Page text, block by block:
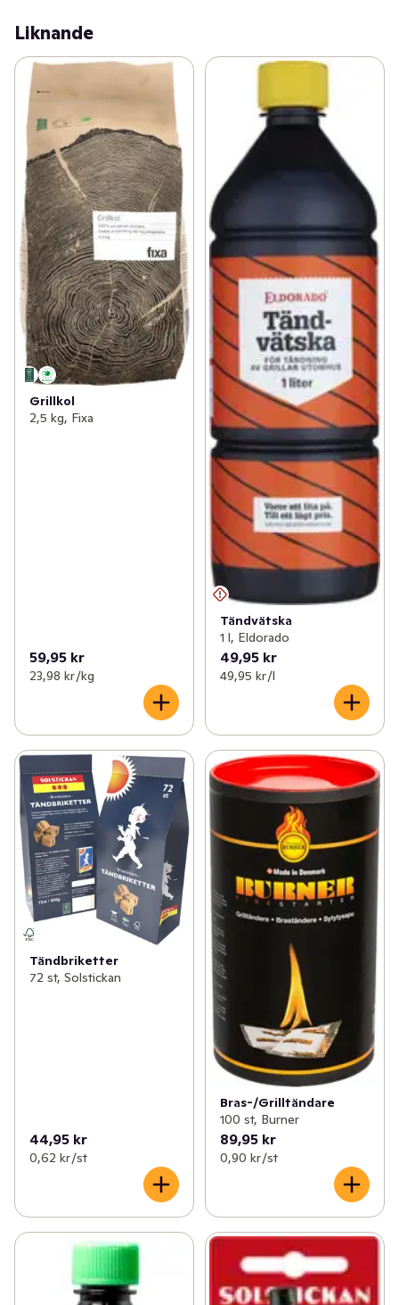
Liknande
Grillkol
2,5 kg, Fixa
59,95 kr
23,98 kr /kg
Tändvätska
1 l, Eldorado
49,95 kr
49,95 kr /l
Tändbriketter
72 st, Solstickan
44,95 kr
0,62 kr /st
Bras-/Grilltändare
100 st, Burner
89,95 kr
0,90 kr /st